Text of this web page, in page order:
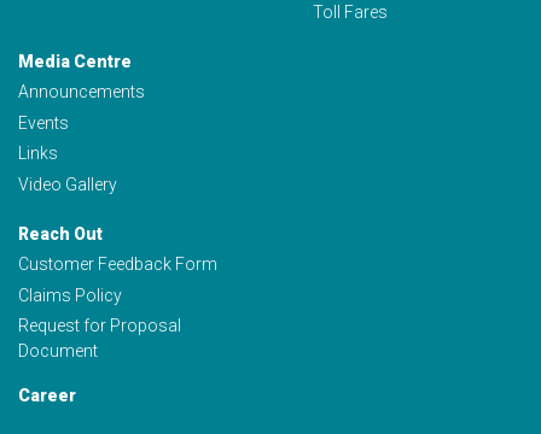
Toll Fares
Media Centre
Announcements
Events
Links
Video Gallery
Reach Out
Customer Feedback Form
Claims Policy
Request for Proposal
Document
Career